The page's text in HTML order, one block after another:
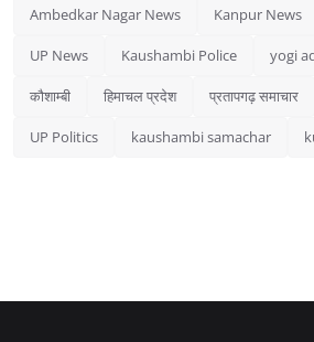
Ambedkar Nagar News Kanpur News
UP News Kaushambi Police yogi
कौशाम्बी हिमाचल प्रदेश प्रतापगढ़ समाचार
UP Politics kaushambi samachar